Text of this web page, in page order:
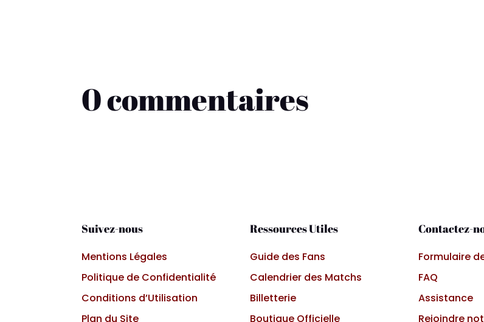
0 commentaires
Suivez-nous
Mentions Légales
Politique de Confidentialité
Conditions d’Utilisation
Plan du Site
Ressources Utiles
Guide des Fans
Calendrier des Matchs
Billetterie
Boutique Officielle
Contactez-
Formulaire
FAQ
Assistance
Rejoindre